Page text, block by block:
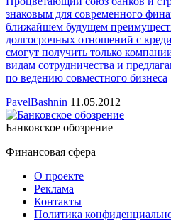
знаковым для современного
ближайшем будущем
долгосрочных отношений с
смогут получить только
видам сотрудничества и
по ведению совместного бизнеса
PavelBashnin 11.05.2012
Банковское обозрение
Финансовая сфера
О проекте
Реклама
Контакты
Политика